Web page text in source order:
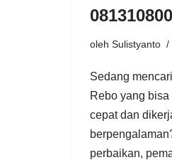
oleh Sulistyanto
Sedang
Rebo yang
cepat dan
perbaikan,